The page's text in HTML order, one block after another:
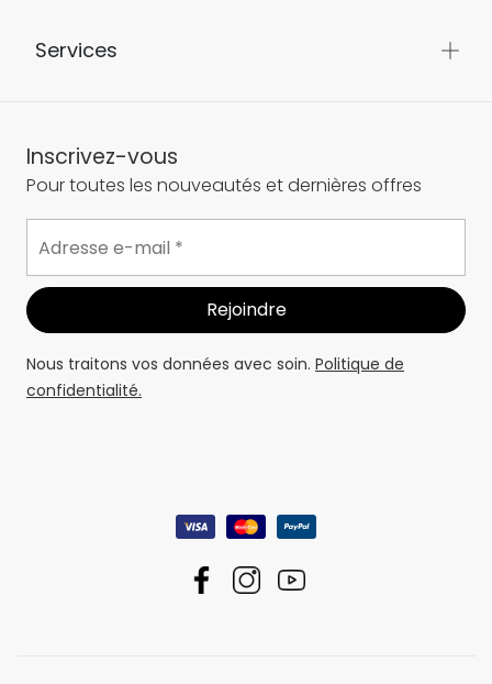
Services
Inscrivez-vous
Pour toutes les nouveautés et dernières offres
Nous traitons vos données avec soin. Politique de
confidentialité.